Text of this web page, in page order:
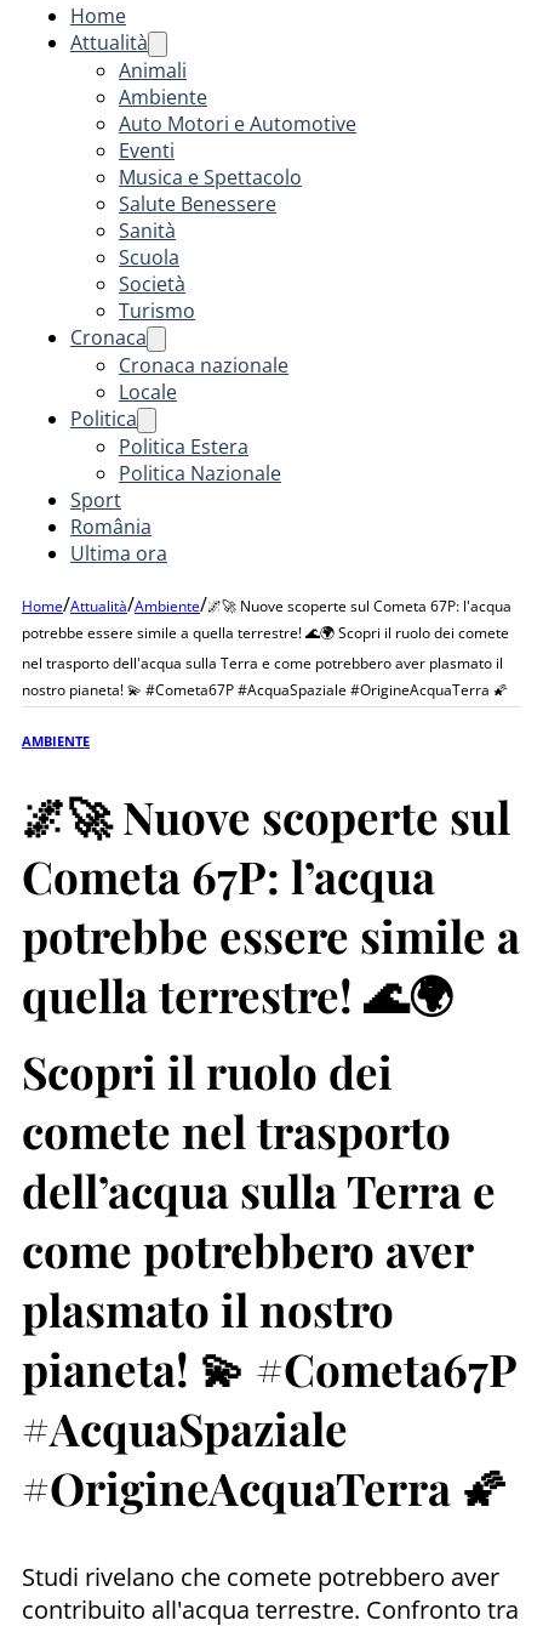
Home
Attualità
Animali
Ambiente
Auto Motori e Automotive
Eventi
Musica e Spettacolo
Salute Benessere
Sanità
Scuola
Società
Turismo
Cronaca
Cronaca nazionale
Locale
Politica
Politica Estera
Politica Nazionale
Sport
România
Ultima ora
Home/Attualità/Ambiente/🌌🚀 Nuove scoperte sul Cometa 67P: l'acqua
potrebbe essere simile a quella terrestre! 🌊🌍 Scopri il ruolo dei comete
nel trasporto dell'acqua sulla Terra e come potrebbero aver plasmato il
nostro pianeta! 💫 #Cometa67P #AcquaSpaziale #OrigineAcquaTerra 🌠
AMBIENTE
🌌🚀 Nuove scoperte sul
Cometa 67P: l’acqua
potrebbe essere simile a
quella terrestre! 🌊🌍
Scopri il ruolo dei
comete nel trasporto
dell’acqua sulla Terra e
come potrebbero aver
plasmato il nostro
pianeta! 💫 #Cometa67P
#AcquaSpaziale
#OrigineAcquaTerra 🌠
Studi rivelano che comete potrebbero aver
contribuito all'acqua terrestre. Confronto tra